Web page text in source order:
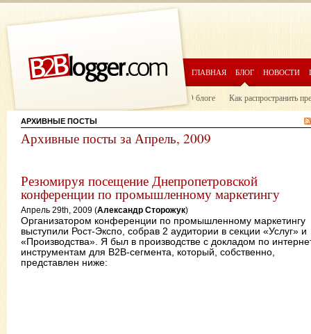
ГЛАВНАЯ БЛОГ НОВОСТИ
О блоге Как распространить
АРХИВНЫЕ ПОСТЫ
Архивные посты за Апрель, 2009
Резюмируя посещение Днепропетровской
конференции по промышленному маркетингу
Апрель 29th, 2009 (Александр Сторожук)
Организатором конференции по промышленному маркетингу
выступили Рост-Экспо, собрав 2 аудитории в секции «Услуг» и
«Производства». Я был в производстве с докладом по
инструментам для B2B-сегмента, который, собственно,
представлен ниже: